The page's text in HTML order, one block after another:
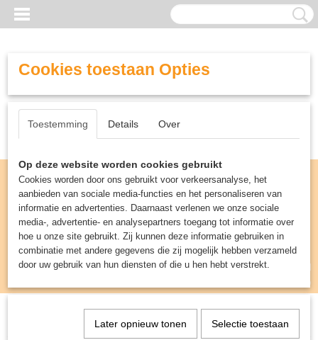
Inloggen Registreren
UW WINKELWAGEN
(0)
Spellen & Puzzels
Cookies toestaan Opties
Toestemming Details Over
Op deze website worden cookies gebruikt
Cookies worden door ons gebruikt voor verkeersanalyse, het
aanbieden van sociale media-functies en het personaliseren van
informatie en advertenties. Daarnaast verlenen we onze sociale
media-, advertentie- en analysepartners toegang tot informatie over
hoe u onze site gebruikt. Zij kunnen deze informatie gebruiken in
combinatie met andere gegevens die zij mogelijk hebben verzameld
door uw gebruik van hun diensten of die u hen hebt verstrekt.
Later opnieuw tonen Selectie toestaan